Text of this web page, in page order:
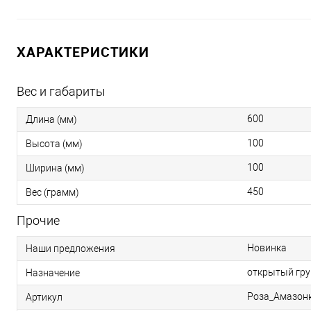
ХАРАКТЕРИСТИКИ
Вес и габариты
Длина (мм) 600
Высота (мм) 100
Ширина (мм) 100
Вес (грамм) 450
Прочие
Наши предложения Новинка
Назначение открытый
Артикул